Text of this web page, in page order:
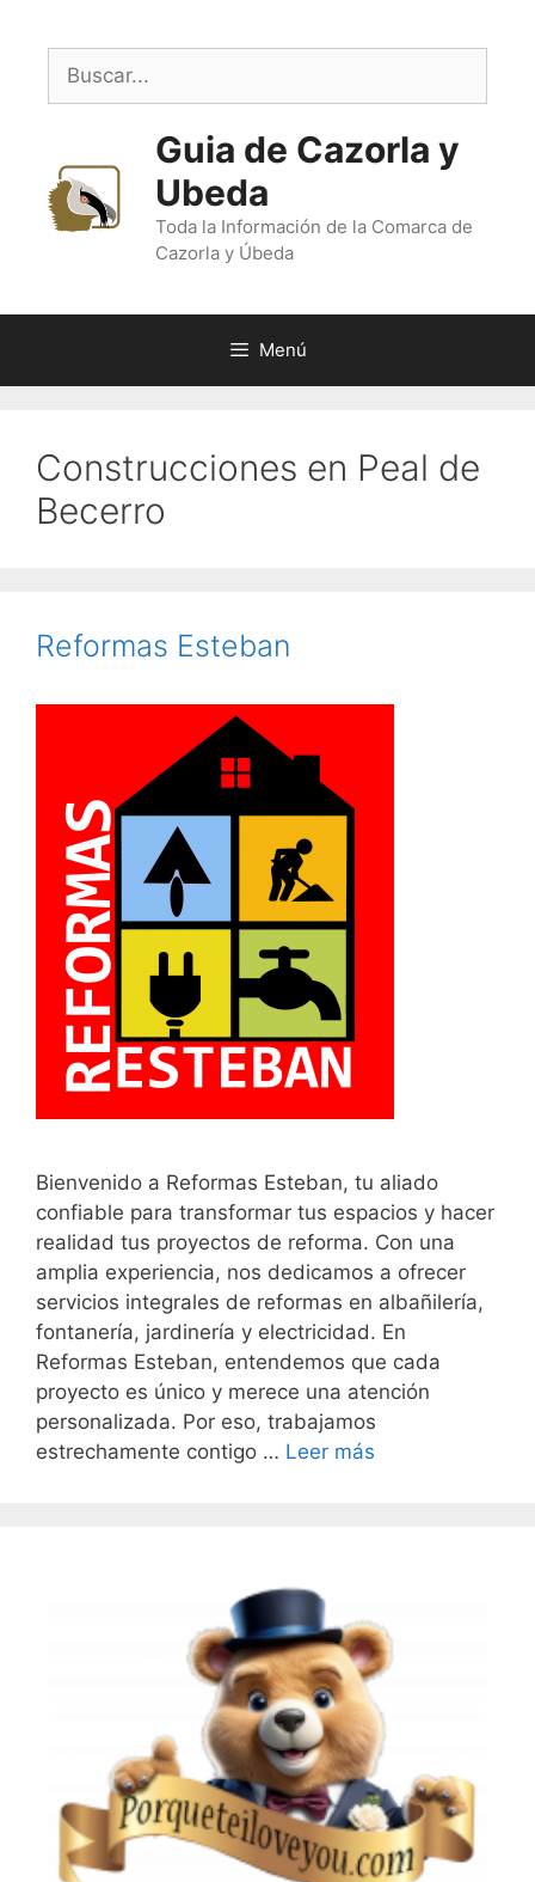
contenido
Buscar:
Guia de Cazorla y
Ubeda
Toda la Información de la Comarca de
Cazorla y Úbeda
Menú
Construcciones en Peal de
Becerro
Reformas Esteban
Bienvenido a Reformas Esteban, tu aliado
confiable para transformar tus espacios y hacer
realidad tus proyectos de reforma. Con una
amplia experiencia, nos dedicamos a ofrecer
servicios integrales de reformas en albañilería,
fontanería, jardinería y electricidad. En
Reformas Esteban, entendemos que cada
proyecto es único y merece una atención
personalizada. Por eso, trabajamos
estrechamente contigo … Leer más